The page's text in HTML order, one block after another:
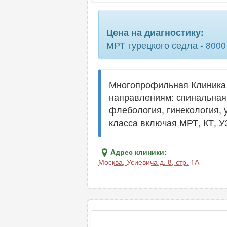
полового члена
предстательной железы
сосудов шеи
тазобедренного сустава
щитовидной
Цена на диагностику:
МРТ турецкого седла - 8000
Многопрофильная
направлениям:
флебология, гинекология,
класса включая МРТ, КТ,
Адрес клиники:
Москва, Усиевича д. 8, стр. 1А